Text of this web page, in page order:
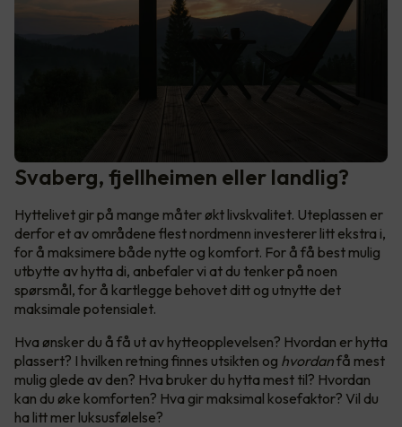
Svaberg, fjellheimen eller landlig?
Hyttelivet gir på mange måter økt livskvalitet. Uteplassen er
derfor et av områdene flest nordmenn investerer litt ekstra i,
for å maksimere både nytte og komfort. For å få best mulig
utbytte av hytta di, anbefaler vi at du tenker på noen
spørsmål, for å kartlegge behovet ditt og utnytte det
maksimale potensialet.
Hva ønsker du å få ut av hytteopplevelsen? Hvordan er hytta
plassert? I hvilken retning finnes utsikten og hvordanfå mest
mulig glede av den? Hva bruker du hytta mest til? Hvordan
kan du øke komforten? Hva gir maksimal kosefaktor? Vil du
ha litt mer luksusfølelse?